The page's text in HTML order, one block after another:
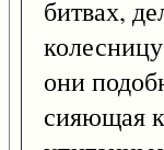
битвах,
они
сияющая